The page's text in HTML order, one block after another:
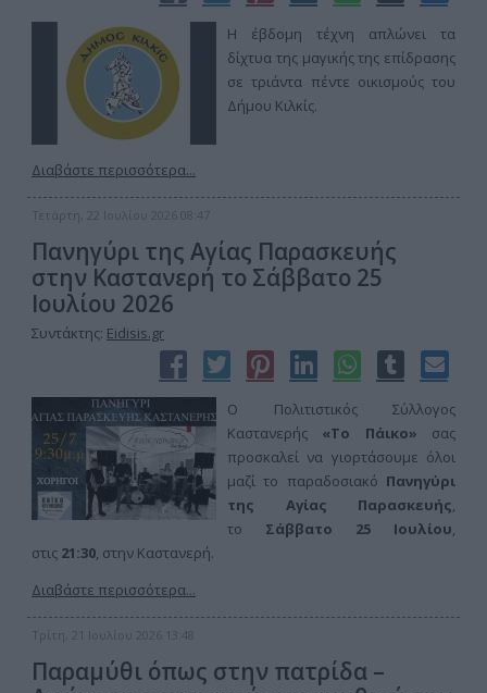
Η έβδομη τέχνη απλώνει τα
δίχτυα της μαγικής της επίδρασης
σε τριάντα πέντε οικισμούς του
Δήμου Κιλκίς.
Διαβάστε περισσότερα...
Τετάρτη, 22 Ιουλίου 2026 08:47
Πανηγύρι της Αγίας Παρασκευής
στην Καστανερή το Σάββατο 25
Ιουλίου 2026
Συντάκτης: Eidisis.gr
Ο Πολιτιστικός Σύλλογος
Καστανερής «Το Πάικο» σας
προσκαλεί να γιορτάσουμε όλοι
μαζί το παραδοσιακό Πανηγύρι
της Αγίας Παρασκευής,
το Σάββατο 25 Ιουλίου,
στις 21:30, στην Καστανερή.
Διαβάστε περισσότερα...
Τρίτη, 21 Ιουλίου 2026 13:48
Παραμύθι όπως στην πατρίδα –